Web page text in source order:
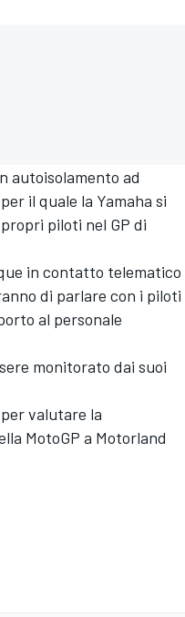
autoisolamento ad
il quale la Yamaha si
piloti nel GP di
in contatto telematico
di parlare con i piloti
al personale
monitorato dai suoi
valutare la
MotoGP a Motorland